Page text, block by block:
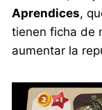
Aprendices,
tienen ficha de
aumentar la